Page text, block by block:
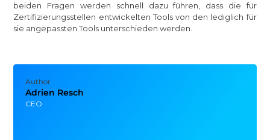
beiden Fragen werden schnell dazu führen, dass die für
Zertifizierungsstellen entwickelten Tools von den lediglich für
sie angepassten Tools unterschieden werden.
Author
Adrien Resch
CEO